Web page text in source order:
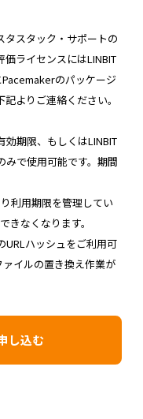
タスタック・サポートの
ライセンスにはLINBIT
のパッケージ
よりご連絡ください。
期限、もしくはLINBIT
みで使用可能です。期間
利用期限を管理してい
きなくなります。
ハッシュをご利用可
イルの置き換え作業が
し込む